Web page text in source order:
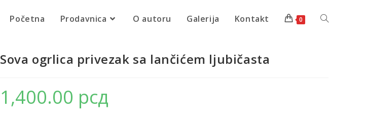
Početna Prodavnica O autoru Galerija Kontakt 0
Sova ogrlica privezak sa lančićem ljubičasta
1,400.00 рсд